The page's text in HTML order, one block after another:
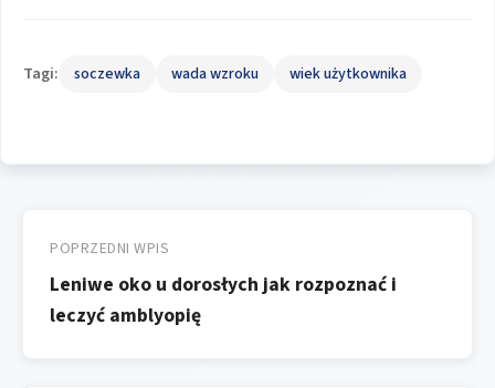
Tagi: soczewka wada wzroku wiek użytkownika
wpisu
POPRZEDNI WPIS
Leniwe oko u dorosłych jak rozpoznać i
leczyć amblyopię